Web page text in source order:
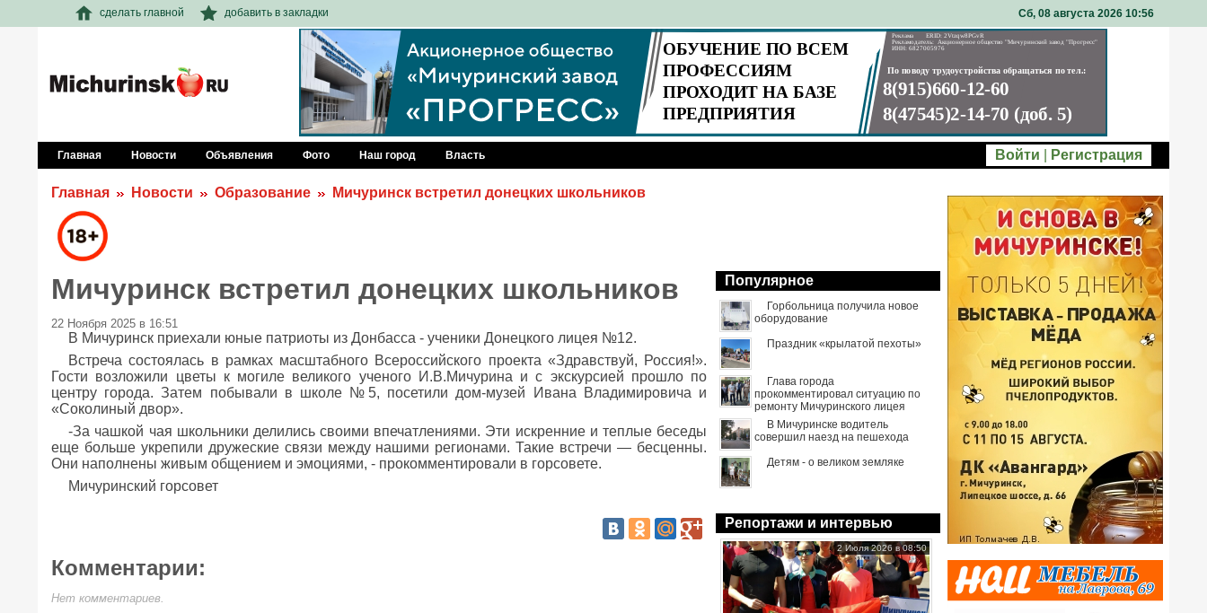
сделать главной добавить в закладки Сб, 08 августа 2026 10 56
Главная Новости Объявления Фото Наш город Власть Войти Регистрация
Главная Новости Образование Мичуринск встретил донецких школьников
Мичуринск встретил донецких школьников
22 Ноября 2025 в 16:51
В Мичуринск приехали юные патриоты из Донбасса - ученики Донецкого лицея №12.
Встреча состоялась в рамках масштабного Всероссийского проекта «Здравствуй, Россия!».
Гости возложили цветы к могиле великого ученого И.В.Мичурина и с экскурсией прошло по
центру города. Затем побывали в школе №5, посетили дом-музей Ивана Владимировича и
«Соколиный двор».
-За чашкой чая школьники делились своими впечатлениями. Эти искренние и теплые беседы
еще больше укрепили дружеские связи между нашими регионами. Такие встречи — бесценны.
Они наполнены живым общением и эмоциями, - прокомментировали в горсовете.
Мичуринский горсовет
Комментарии:
Нет комментариев.
Популярное
Горбольница получила новое
оборудование
Праздник «крылатой пехоты»
Глава города
прокомментировал ситуацию по
ремонту Мичуринского лицея
В Мичуринске водитель
совершил наезд на пешехода
Детям - о великом земляке
Репортажи и интервью
2 Июля 2026 в 08:50